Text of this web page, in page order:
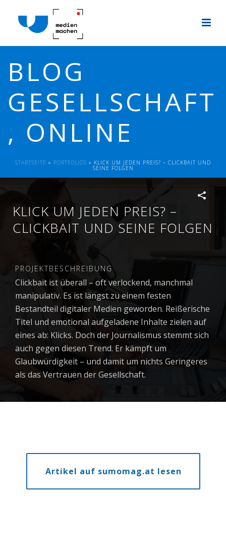
BLOG
GESELLSCHAFT
, ONLINE
STARTSEITE » PORTFOLIOS » KLICK UM JEDEN PREIS? – CLICKBAIT UND
SEINE FOLGEN
KLICK UM JEDEN PREIS? –
CLICKBAIT UND SEINE FOLGEN
PROJEKTBESCHREIBUNG
Clickbait ist überall – oft verlockend, manchmal
manipulativ. Es ist längst zu einem festen
Bestandteil digitaler Medien geworden. Reißerische
Titel und emotional aufgeladene Inhalte zielen auf
eines ab: Klicks. Doch der Journalismus stemmt sich
auch gegen diesen Trend. Er kämpft um
Glaubwürdigkeit – und damit um nichts Geringeres
als das Vertrauen der Gesellschaft.
Artikel auf sumomag.at lesen